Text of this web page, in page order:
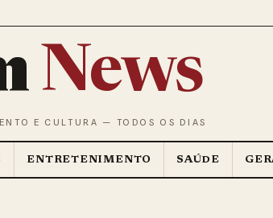
News
E CULTURA — TODOS OS DIAS
ENTRETENIMENTO SAÚDE